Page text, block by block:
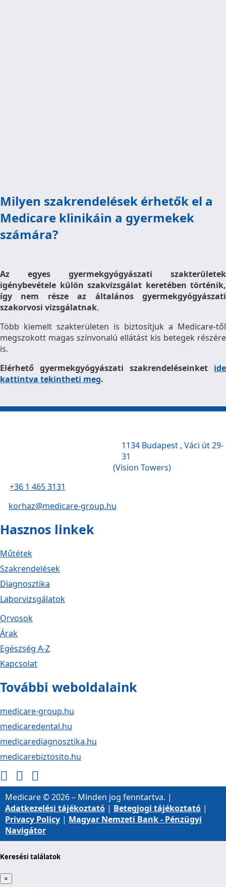
Milyen szakrendelések érhetők el a
Medicare klinikáin a gyermekek
számára?
Az egyes gyermekgyógyászati szakterületek
igénybevétele külön szakvizsgálat keretében történik,
így nem része az általános gyermekgyógyászati
szakorvosi vizsgálatnak.
Több kiemelt szakterületen is biztosítjuk a Medicare-től
megszokott magas színvonalú ellátást kis betegek részére
is.
Elérhető gyermekgyógyászati szakrendeléseinket ide
kattintva tekintheti meg.
1134 Budapest , Váci út 29-
31
(Vision Towers)
+36 1 465 3131
korhaz@medicare-group.hu
Hasznos linkek
Műtétek
Szakrendelések
Diagnosztika
Laborvizsgálatok
Orvosok
Árak
Egészség A-Z
Kapcsolat
További weboldalaink
medicare-group.hu
medicaredental.hu
medicarediagnosztika.hu
medicarebiztosito.hu
Medicare © 2026 – Minden jog fenntartva. |
Adatkezelési tájékoztató | Betegjogi tájékoztató |
Privacy Policy | Magyar Nemzeti Bank - Pénzügyi
Navigátor
Keresési találatok
×